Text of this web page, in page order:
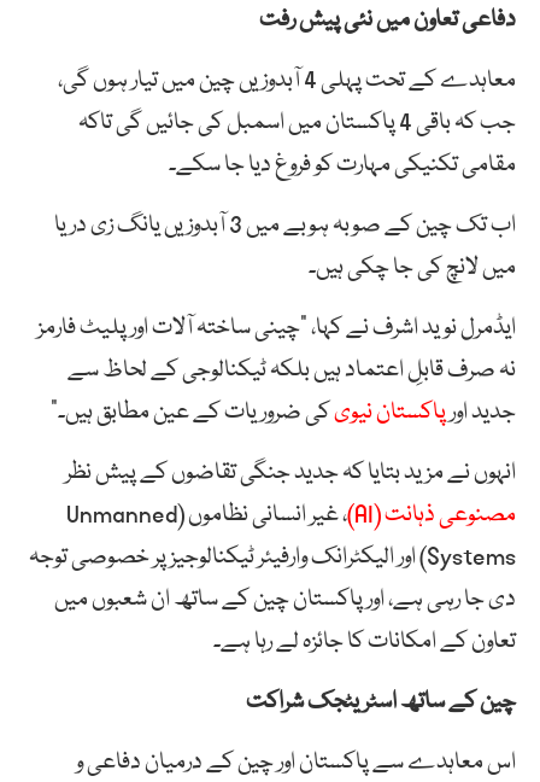
دفاعی تعاون میں نئی پیش رفت
معاہدے کے تحت پہلی 4 آبدوزیں چین میں تیار ہوں گی،
جب کہ باقی 4 پاکستان میں اسمبل کی جائیں گی تاکہ
مقامی تکنیکی مہارت کو فروغ دیا جا سکے۔
اب تک چین کے صوبہ ہوبے میں 3 آبدوزیں یانگ زی دریا
میں لانچ کی جا چکی ہیں۔
ایڈمرل نوید اشرف نے کہا، “چینی ساختہ آلات اور پلیٹ فارمز
نہ صرف قابلِ اعتماد ہیں بلکہ ٹیکنالوجی کے لحاظ سے
جدید اورپاکستان نیویکی ضروریات کے عین مطابق ہیں۔”
انہوں نے مزید بتایا کہ جدید جنگی تقاضوں کے پیش نظر
مصنوعی ذہانت (AI)
، غیر انسانی نظاموں (Unmanned
Systems) اور الیکٹرانک وارفیئر ٹیکنالوجیز پر خصوصی توجہ
دی جا رہی ہے، اور پاکستان چین کے ساتھ ان شعبوں میں
تعاون کے امکانات کا جائزہ لے رہا ہے۔
چین کے ساتھ اسٹریٹجک شراکت
اس معاہدے سے پاکستان اور چین کے درمیان دفاعی و